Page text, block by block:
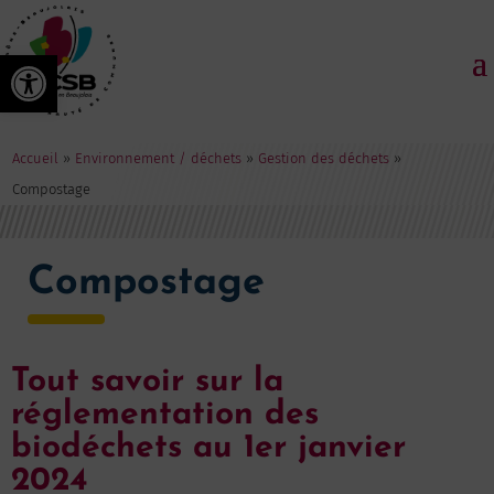
Ouvrir la barre d’outils
Accueil » Environnement / déchets » Gestion des déchets »
Compostage
Compostage
Tout savoir sur la
réglementation des
biodéchets au 1er janvier
2024